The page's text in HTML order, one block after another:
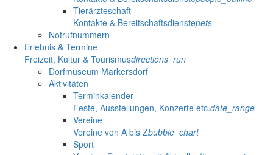
Tierärzteschaft
Kontakte & Bereitschaftsdienstepets
Notrufnummern
Erlebnis & Termine
Freizeit, Kultur & Tourismusdirections_run
Dorfmuseum Markersdorf
Aktivitäten
Terminkalender
Feste, Ausstellungen, Konzerte etc.date_range
Vereine
Vereine von A bis Zbubble_chart
Sport